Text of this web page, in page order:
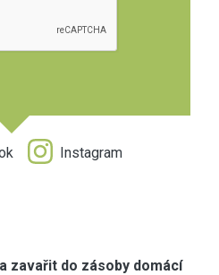
Instagram
zavařit do zásoby domácí